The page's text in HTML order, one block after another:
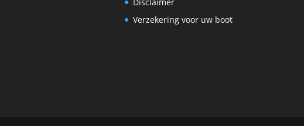
Verzekering voor uw boot